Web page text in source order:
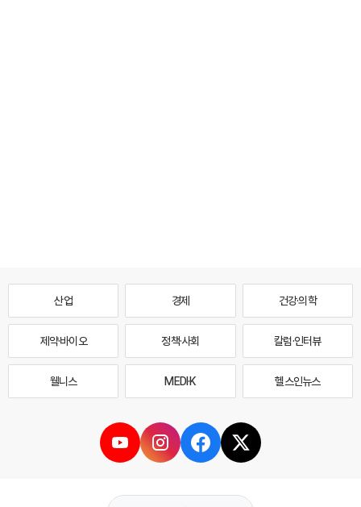
산업 경제 건강·의학
제약·바이오 정책·사회 칼럼·인터뷰
웰니스 MEDI·K 헬스인뉴스